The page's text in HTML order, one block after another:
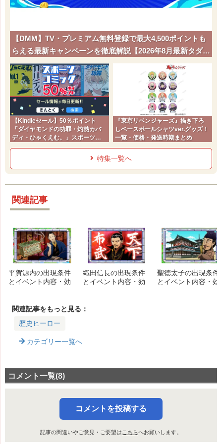
【DMM】TV・プレミアム無料登録で最大4,500ポイントも
らえる最新キャンペーンを徹底解説【2026年8月最新タダポ
チ】
【Kindleセール】50％ポイント
「ダイヤモンドの功罪・灼熱カバ
ディ・ひゃくえむ。」スポーツコ
『東京リベンジャーズ』描き下ろ
しベースボールシャツver.グッズ！
一覧・価格・発送時期まとめ
特集一覧へ
関連記事
平賀源内の出現条件
とイベント内容・効
織田信長の出現条件
とイベント内容・効
聖徳太子の出現条件
とイベント内容・効
関連記事をもっと見る：
歴史ヒーロー
カテゴリー一覧へ
コメント一覧(8)
コメントを投稿する
記事の間違いやご意見・ご要望はこちらへお願いします。